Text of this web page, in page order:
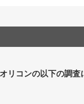
リコンの以下の調査